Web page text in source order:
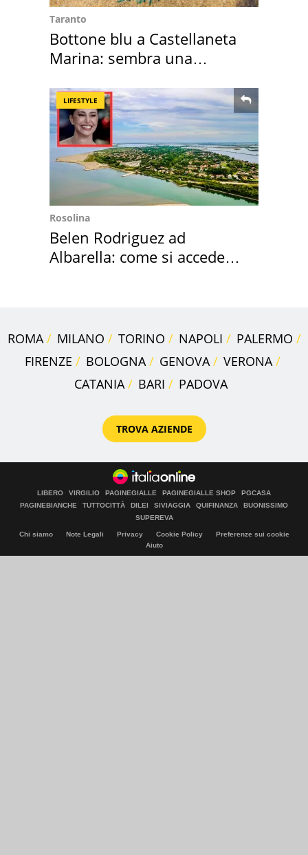
Taranto
Bottone blu a Castellaneta
Marina: sembra una
LIFESTYLE
Rosolina
Belen Rodriguez ad
Albarella: come si accede
ROMA MILANO TORINO NAPOLI
PALERMO
FIRENZE
BOLOGNA GENOVA
VERONA
CATANIA
BARI PADOVA
TROVA AZIENDE
LIBERO VIRGILIO PAGINEGIALLE PAGINEGIALLE SHOP
PGCASA
PAGINEBIANCHE
TUTTOCITTÀ DILEI SIVIAGGIA QUIFINANZA
BUONISSIMO
SUPEREVA
Chi siamo Note Legali Privacy Cookie Policy
Preferenze sui cookie
Aiuto